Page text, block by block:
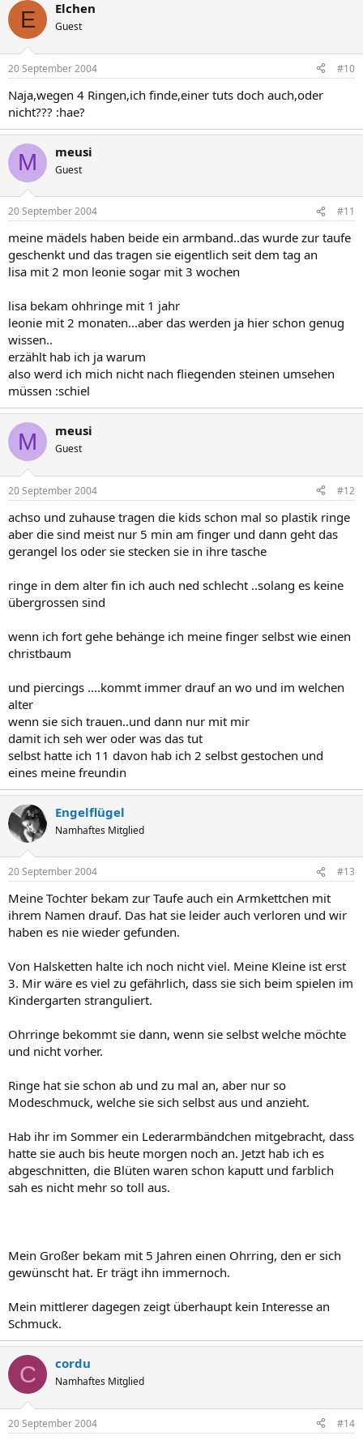
E Elchen
Guest
20 September 2004 #10
Naja,wegen 4 Ringen,ich finde,einer tuts doch auch,oder
nicht??? :hae?
M meusi
Guest
20 September 2004 #11
meine mädels haben beide ein armband..das wurde zur taufe
geschenkt und das tragen sie eigentlich seit dem tag an
lisa mit 2 mon leonie sogar mit 3 wochen
lisa bekam ohhringe mit 1 jahr
leonie mit 2 monaten...aber das werden ja hier schon genug
wissen..
erzählt hab ich ja warum
also werd ich mich nicht nach fliegenden steinen umsehen
müssen :schiel
M meusi
Guest
20 September 2004 #12
achso und zuhause tragen die kids schon mal so plastik ringe
aber die sind meist nur 5 min am finger und dann geht das
gerangel los oder sie stecken sie in ihre tasche
ringe in dem alter fin ich auch ned schlecht ..solang es keine
übergrossen sind
wenn ich fort gehe behänge ich meine finger selbst wie einen
christbaum
und piercings ....kommt immer drauf an wo und im welchen
alter
wenn sie sich trauen..und dann nur mit mir
damit ich seh wer oder was das tut
selbst hatte ich 11 davon hab ich 2 selbst gestochen und
eines meine freundin
Engelflügel
Namhaftes Mitglied
20 September 2004 #13
Meine Tochter bekam zur Taufe auch ein Armkettchen mit
ihrem Namen drauf. Das hat sie leider auch verloren und wir
haben es nie wieder gefunden.
Von Halsketten halte ich noch nicht viel. Meine Kleine ist erst
3. Mir wäre es viel zu gefährlich, dass sie sich beim spielen im
Kindergarten stranguliert.
Ohrringe bekommt sie dann, wenn sie selbst welche möchte
und nicht vorher.
Ringe hat sie schon ab und zu mal an, aber nur so
Modeschmuck, welche sie sich selbst aus und anzieht.
Hab ihr im Sommer ein Lederarmbändchen mitgebracht, dass
hatte sie auch bis heute morgen noch an. Jetzt hab ich es
abgeschnitten, die Blüten waren schon kaputt und farblich
sah es nicht mehr so toll aus.
Mein Großer bekam mit 5 Jahren einen Ohrring, den er sich
gewünscht hat. Er trägt ihn immernoch.
Mein mittlerer dagegen zeigt überhaupt kein Interesse an
Schmuck.
C cordu
Namhaftes Mitglied
20 September 2004 #14